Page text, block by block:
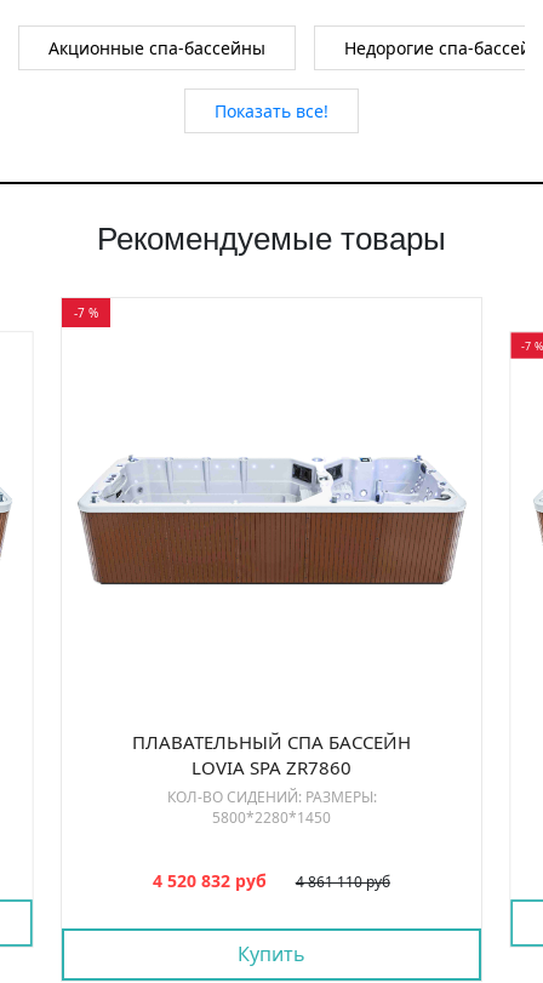
Акционные спа-бассейны Недорогие спа-
Показать все!
Рекомендуемые товары
-7 %
ПЛАВАТЕЛЬНЫЙ СПА БАССЕЙН
LOVIA SPA ZR7860
КОЛ-ВО СИДЕНИЙ: РАЗМЕРЫ:
5800*2280*1450
4 861 110 руб
4 520 832 руб
Купить
-7 %